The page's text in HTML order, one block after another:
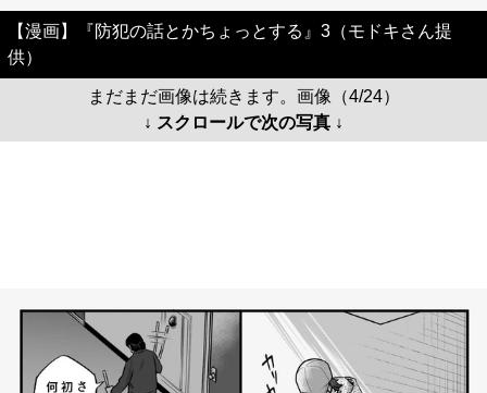
【漫画】『防犯の話とかちょっとする』3（モドキさん提
供）
まだまだ画像は続きます。画像（4/24）
↓ スクロールで次の写真 ↓